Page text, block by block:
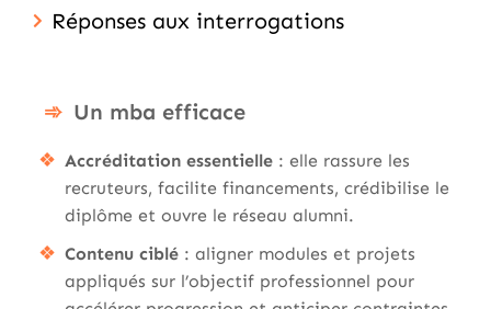
Réponses aux interrogations
Un mba efficace
Accréditation essentielle : elle rassure les
recruteurs, facilite financements, crédibilise le
diplôme et ouvre le réseau alumni.
Contenu ciblé : aligner modules et projets
appliqués sur l’objectif professionnel pour